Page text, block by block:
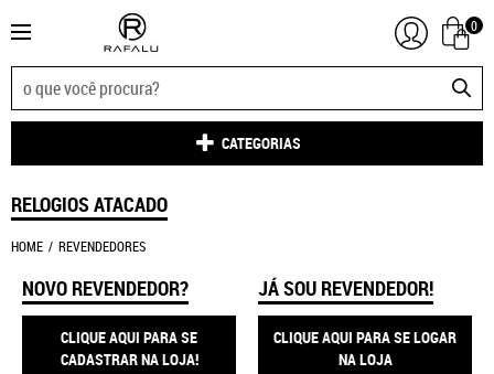
0
CATEGORIAS
RELOGIOS ATACADO
HOME REVENDEDORES
NOVO REVENDEDOR?
CLIQUE AQUI PARA SE
CADASTRAR NA LOJA!
JÁ SOU REVENDEDOR!
CLIQUE AQUI PARA SE LOGAR
NA LOJA